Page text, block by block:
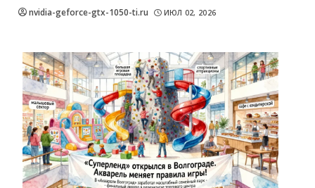
nvidia-geforce-gtx-1050-ti.ru ИЮЛ 02, 2026